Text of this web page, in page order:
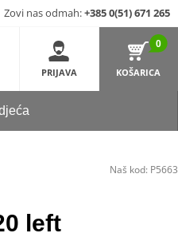
Zovi nas odmah:+385 0(51) 671 265
PRIJAVA
0
KOŠARICA
left
Naš kod: P5663